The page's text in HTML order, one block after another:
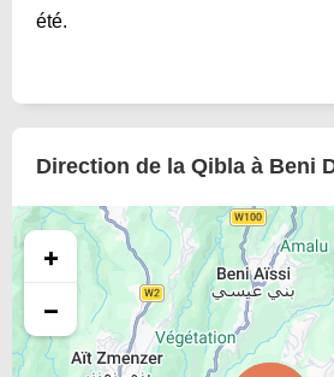
été.
Direction de la Qibla à Beni
+
−